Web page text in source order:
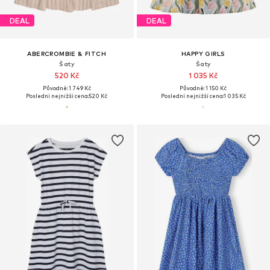
DEAL
ABERCROMBIE & FITCH
Šaty
520 Kč
Původně: 1 749 Kč
Poslední nejnižší cena:520 Kč
DEAL
HAPPY GIRLS
Šaty
1 035 Kč
Původně: 1 150 Kč
Poslední nejnižší cena:1 035 Kč